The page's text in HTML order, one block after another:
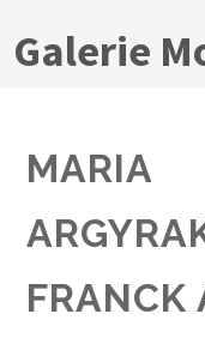
Galerie
MARIA
FRANCK